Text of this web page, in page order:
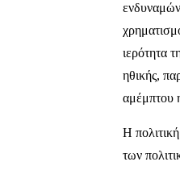
ιερότητα
ηθικής,
αμέμπτου
Η
των